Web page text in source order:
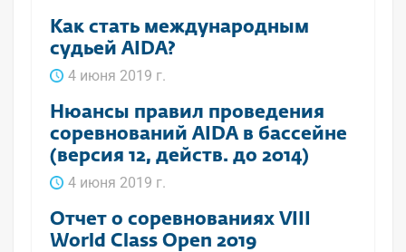
Как стать международным
судьей AIDA?
4 июня 2019 г.
Нюансы правил проведения
соревнований AIDA в бассейне
(версия 12, действ. до 2014)
4 июня 2019 г.
Отчет о соревнованиях VIII
World Class Open 2019